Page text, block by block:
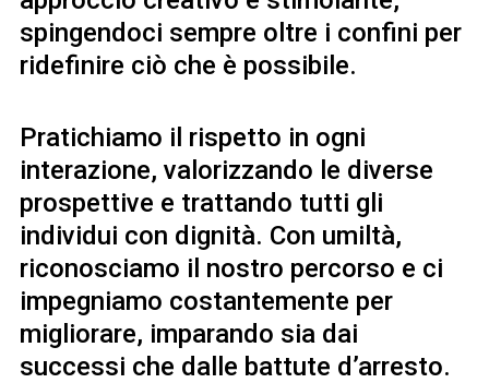
spingendoci sempre oltre i confini per
ridefinire ciò che è possibile.
Pratichiamo il rispetto in ogni
interazione, valorizzando le diverse
prospettive e trattando tutti gli
individui con dignità. Con umiltà,
riconosciamo il nostro percorso e ci
impegniamo costantemente per
migliorare, imparando sia dai
successi che dalle battute d’arresto.